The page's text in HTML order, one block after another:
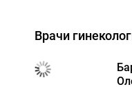
Врачи